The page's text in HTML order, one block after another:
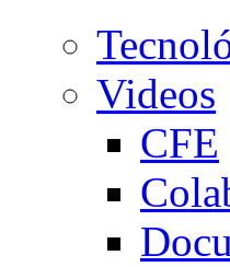
Videos
CFE